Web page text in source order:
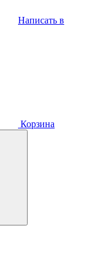
Написать в
Корзина